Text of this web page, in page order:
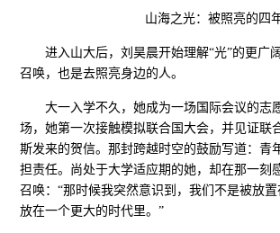
山海之光：被照亮的四
进入山大后，刘昊晨开始理解“光”的更广
召唤，也是去照亮身边的人。
大一入学不久，她成为一场国际会议的志
场，她第一次接触模拟联合国大会，并见证联
斯发来的贺信。那封跨越时空的鼓励写道：青
担责任。尚处于大学适应期的她，却在那一刻
召唤：“那时候我突然意识到，我们不是被放
放在一个更大的时代里。”